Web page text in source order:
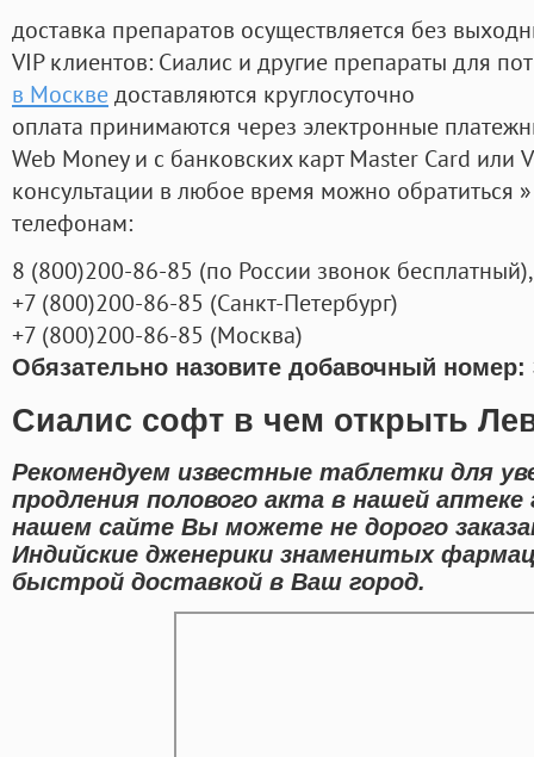
доставка препаратов осуществляется без
VIP клиентов: Сиалис и другие препараты для
в Москведоставляются круглосуточно
оплата принимаются через электронные
Web Money и с банковских карт Master Card или
консультации в любое время можно обратиться
телефонам:
8 (800)200-86-85 (по России звонок бесплатный),
+7 (800)200-86-85 (Санкт-Петербург)
+7 (800)200-86-85 (Москва)
Обязательно назовите добавочный номер:
Сиалис софт в чем открыть
Рекомендуем известные таблетки для
продления полового акта в нашей аптеке
нашем сайте Вы можете не дорого
Индийские дженерики знаменитых
быстрой доставкой в Ваш город.